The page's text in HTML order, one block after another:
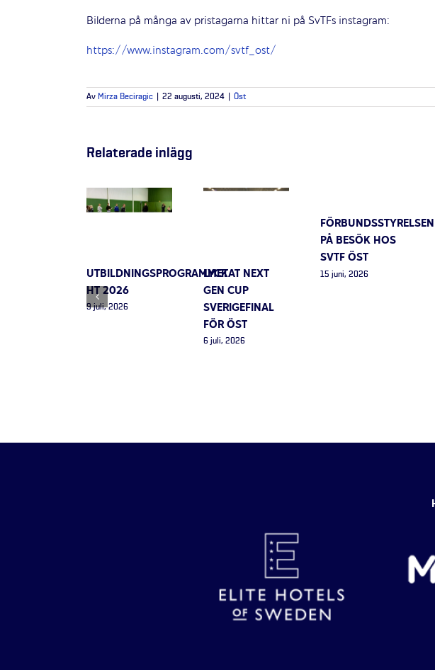
Bilderna på många av pristagarna hittar ni på SvTFs instagram:
https://www.instagram.com/svtf_ost/
Av Mirza Beciragic 22 augusti, 2024 Öst
Relaterade inlägg
UTBILDNINGSPROGRAMMET
HT 2026
9 juli, 2026
LYCKAT NEXT
GEN CUP
SVERIGEFINAL
FÖR ÖST
6 juli, 2026
FÖRBUNDSSTYRELSEN
PÅ BESÖK HOS
SVTF ÖST
15 juni, 2026